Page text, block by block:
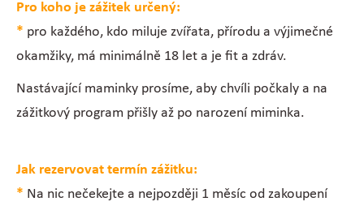
Pro koho je zážitek určený:
* pro každého, kdo miluje zvířata, přírodu a výjimečné
okamžiky, má minimálně 18 let a je fit a zdráv.
Nastávající maminky prosíme, aby chvíli počkaly a na
zážitkový program přišly až po narození miminka.
Jak rezervovat termín zážitku:
* Na nic nečekejte a nejpozději 1 měsíc od zakoupení